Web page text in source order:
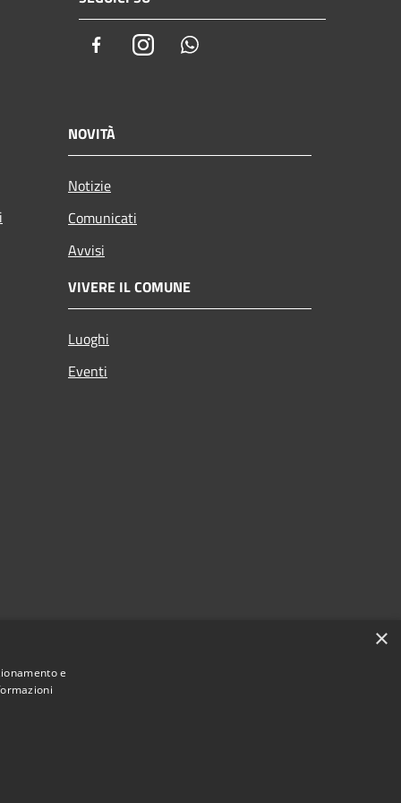
FacebookInstagram
NOVITÀ
Notizie
Comunicati
Avvisi
VIVERE IL COMUNE
Luoghi
Eventi
×
e